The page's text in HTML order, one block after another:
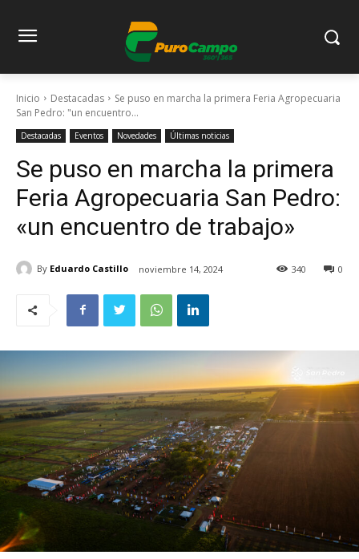
Inicio Destacadas
Se puso en marcha la primera Feria Agropecuaria
San Pedro: "un encuentro...
Destacadas Eventos Novedades Últimas noticias
Se puso en marcha la primera
Feria Agropecuaria San Pedro:
«un encuentro de trabajo»
By Eduardo Castillo noviembre 14, 2024 0
340